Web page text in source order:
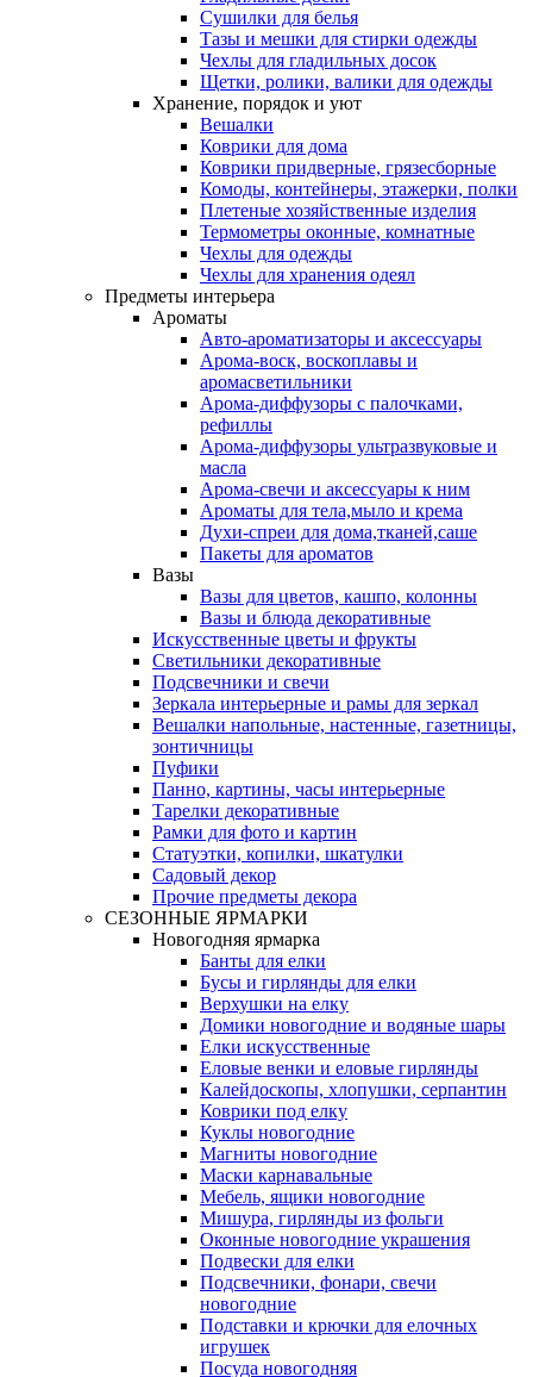
Сушилки для белья
Тазы и мешки для стирки одежды
Чехлы для гладильных досок
Щетки, ролики, валики для одежды
Хранение, порядок и уют
Вешалки
Коврики для дома
Коврики придверные, грязесборные
Комоды, контейнеры, этажерки, полки
Плетеные хозяйственные изделия
Термометры оконные, комнатные
Чехлы для одежды
Чехлы для хранения одеял
Предметы интерьера
Ароматы
Авто-ароматизаторы и аксессуары
Арома-воск, воскоплавы и
аромасветильники
Арома-диффузоры с палочками,
рефиллы
Арома-диффузоры ультразвуковые и
масла
Арома-свечи и аксессуары к ним
Ароматы для тела,мыло и крема
Духи-спреи для дома,тканей,саше
Пакеты для ароматов
Вазы
Вазы для цветов, кашпо, колонны
Вазы и блюда декоративные
Искусственные цветы и фрукты
Светильники декоративные
Подсвечники и свечи
Зеркала интерьерные и рамы для зеркал
Вешалки напольные, настенные, газетницы,
зонтичницы
Пуфики
Панно, картины, часы интерьерные
Тарелки декоративные
Рамки для фото и картин
Статуэтки, копилки, шкатулки
Садовый декор
Прочие предметы декора
СЕЗОННЫЕ ЯРМАРКИ
Новогодняя ярмарка
Банты для елки
Бусы и гирлянды для елки
Верхушки на елку
Домики новогодние и водяные шары
Елки искусственные
Еловые венки и еловые гирлянды
Калейдоскопы, хлопушки, серпантин
Коврики под елку
Куклы новогодние
Магниты новогодние
Маски карнавальные
Мебель, ящики новогодние
Мишура, гирлянды из фольги
Оконные новогодние украшения
Подвески для елки
Подсвечники, фонари, свечи
новогодние
Подставки и крючки для елочных
игрушек
Посуда новогодняя